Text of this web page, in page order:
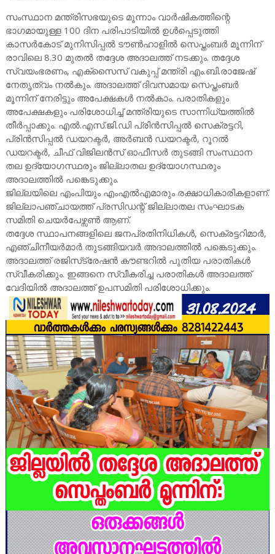
സംസ്ഥാന മന്ത്രിസഭയുടെ മൂന്നാം വാര്‍ഷികത്തിന്റെ
ഭാഗമായുള്ള 100 ദിന പരിപാടിയില്‍ ഉള്‍പ്പെടുത്തി
കാസര്‍കോട് മുനിസിപ്പല്‍ ടൗണ്‍ഹാളില്‍ സെപ്തംബര്‍ മൂന്നിന്
രാവിലെ 8.30 മുതല്‍ തദ്ദേശ അദാലത്ത് നടക്കും. തദ്ദേശ
സ്വയംഭരണം, എക്‌സൈസ് വകുപ്പ് മന്ത്രി എം.ബി.രാജേഷ്
നേതൃത്വം നല്‍കും. അദാലത്ത് ദിവസമായ സെപ്തംബര്‍
മൂന്നിന് നേരിട്ടും അപേക്ഷകള്‍ നൽകാം. പരാതികളും
അപേക്ഷകളും പരിശോധിച്ച് മന്ത്രിയുടെ സാന്നിധ്യത്തില്‍
തീര്‍പ്പാക്കും. എല്‍.എസ്.ജി.ഡി പ്രിന്‍സിപ്പല്‍ സെക്രട്ടറി,
പ്രിന്‍സിപ്പല്‍ ഡയറക്ടര്‍, അര്‍ബന്‍ ഡയറക്ടര്‍, റൂറല്‍
ഡയറക്ടര്‍, ചീഫ് വിജിലന്‍സ് ഓഫീസര്‍ തുടങ്ങി സംസ്ഥാന
തല ഉദ്യോഗസ്ഥരും ജില്ലാതല ഉദ്യോഗസ്ഥരും
അദാലത്തില്‍ പങ്കെടുക്കും.
ജില്ലയിലെ എംപിയും എംഎല്‍എമാരും രക്ഷാധികാരികളാണ്.
ജില്ലാപഞ്ചായത്ത് പ്രസിഡന്റ് ജില്ലാതല സംഘാടക
സമിതി ചെയർപേഴ്സൺ ആണ്.
തദ്ദേശ സ്ഥാപനങ്ങളിലെ ജനപ്രതിനിധികള്‍, സെക്രട്ടറിമാര്‍,
എഞ്ചിനീയര്‍മാര്‍ തുടങ്ങിയവര്‍ അദാലത്തില്‍ പങ്കെടുക്കും.
അദാലത്ത് രജിസ്‌ട്രേഷന്‍ കൗണ്ടറില്‍ പുതിയ പരാതികള്‍
സ്വീകരിക്കും. ഇങ്ങനെ സ്വീകരിച്ച പരാതികള്‍ അദാലത്ത്
വേദിയില്‍ അദാലത്ത് ഉപസമിതി പരിശോധിക്കും.